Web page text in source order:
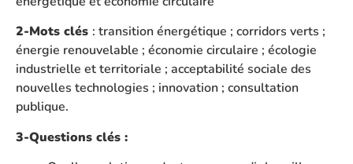
2-Mots clés : transition énergétique ; corridors verts ;
énergie renouvelable ; économie circulaire ; écologie
industrielle et territoriale ; acceptabilité sociale des
nouvelles technologies ; innovation ; consultation
publique.
3-Questions clés :